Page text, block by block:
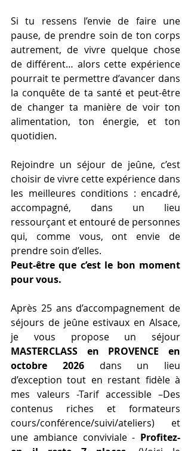
Si tu ressens l’envie de faire une
pause, de prendre soin de ton corps
autrement, de vivre quelque chose
de différent… alors cette expérience
pourrait te permettre d’avancer dans
la conquête de ta santé et peut-être
de changer ta manière de voir ton
alimentation, ton énergie, et ton
quotidien.
Rejoindre un séjour de jeûne, c’est
choisir de vivre cette expérience dans
les meilleures conditions : encadré,
accompagné, dans un lieu
ressourçant et entouré de personnes
qui, comme vous, ont envie de
prendre soin d’elles.
Peut-être que c’est le bon moment
pour vous.
Après 25 ans d’accompagnement de
séjours de jeûne estivaux en Alsace,
MASTERCLASS en PROVENCE en
octobre 2026 dans un lieu
d’exception tout en restant fidèle à
mes valeurs -Tarif accessible –Des
contenus riches et formateurs
cours/conférence/suivi/ateliers) et
une ambiance conviviale - Profitez-